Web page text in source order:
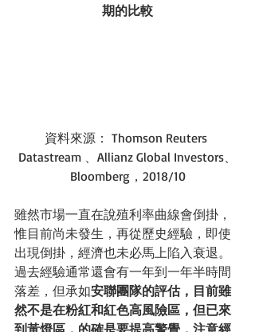
期的比較
資料來源： Thomson Reuters
Datastream 、Allianz Global Investors、
Bloomberg，2018/10
雖然市場一直在說殖利率曲線會倒掛，
惟目前尚未發生，再從歷史經驗，即使
出現倒掛，經濟也未必馬上陷入衰退。
過去經驗通常還會有一年到一年半時間
落差，但承如安聯團隊的評估，目前雖
然不是在粉紅和紅色高風險區，但已來